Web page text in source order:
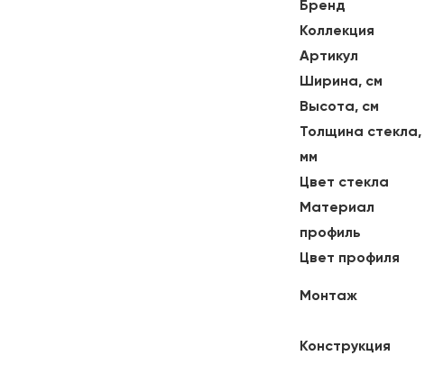
Бренд
Коллекция
Артикул
Ширина, см
Высота, см
Толщина стекла,
мм
Цвет стекла
Материал
профиль
Цвет профиля
Монтаж
Конструкция